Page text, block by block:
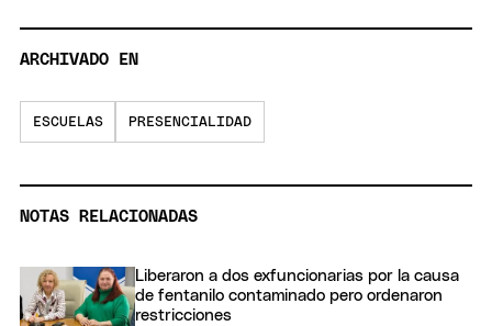
ARCHIVADO EN
ESCUELAS PRESENCIALIDAD
NOTAS RELACIONADAS
Liberaron a dos exfuncionarias por la causa
de fentanilo contaminado pero ordenaron
restricciones